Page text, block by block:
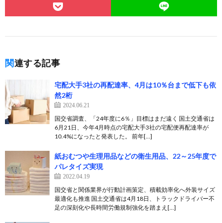
関連する記事
宅配大手3社の再配達率、4月は10％台まで低下も依
然2桁
2024.06.21
国交省調査、「24年度に6％」目標はまだ遠く 国土交通省は
6月21日、今年4月時点の宅配大手3社の宅配便再配達率が
10.4%になったと発表した。 前年[…]
紙おむつや生理用品などの衛生用品、22～25年度で
パレタイズ実現
2022.04.19
国交省と関係業界が行動計画策定、積載効率化へ外装サイズ
最適化も推進 国土交通省は4月18日、トラックドライバー不
足の深刻化や長時間労働規制強化を踏まえ[…]